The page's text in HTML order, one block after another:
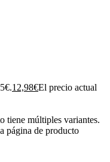
12,98€El precio actual
tiene múltiples variantes.
página de producto